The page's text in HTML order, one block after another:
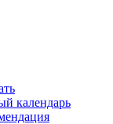
календарь